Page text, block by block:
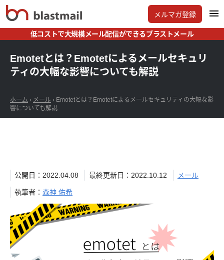
メルマガ登録
低コストで大規模メール配信ができるブラストメール
Emotetとは？Emotetによるメールセキュリ
ティの大幅な影響についても解説
ホーム › メール › Emotetとは？Emotetによるメールセキュリティの大幅な影
響についても解説
公開日：2022.04.08 最終更新日：2022.10.12 メール
執筆者： 森神 佑希